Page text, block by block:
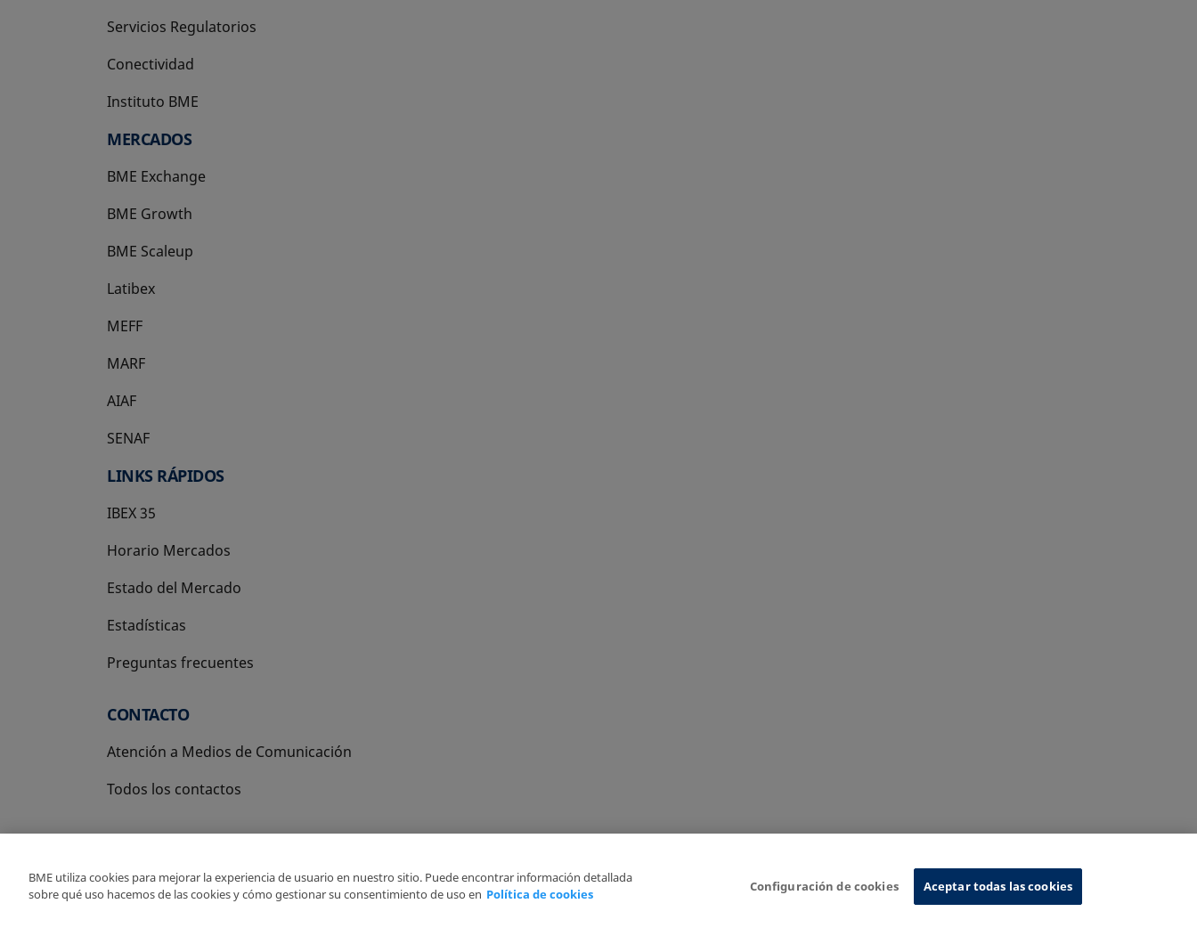
Servicios Regulatorios
Conectividad
Instituto BME
se abre en una pestaña nueva
MERCADOS
BME Exchange
BME Growth
se abre en una pestaña nueva
BME Scaleup
se abre en una pestaña nueva
Latibex
se abre en una pestaña nueva
MEFF
se abre en una pestaña nueva
MARF
AIAF
SENAF
LINKS RÁPIDOS
IBEX 35
Horario Mercados
Estado del Mercado
Estadísticas
Preguntas frecuentes
CONTACTO
Atención a Medios de Comunicación
Todos los contactos
Copyright Ⓒ BME 2026 Sistema de Información
BME utiliza cookies para mejorar la experiencia de usuario en nuestro sitio. Puede encontrar información detallada
sobre qué uso hacemos de las cookies y cómo gestionar su consentimiento de uso en Política de cookies
Configuración de cookies Aceptar todas las cookies